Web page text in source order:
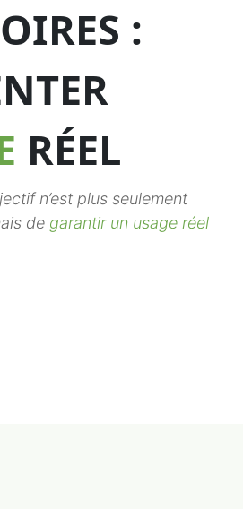
:
RÉEL
n’est plus seulement
de garantir un usage réel